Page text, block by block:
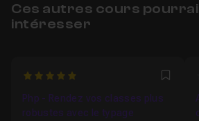
Ces autres cours
intéresser
5 Favori
Php - Rendez vos classes plus
robustes avec le typage